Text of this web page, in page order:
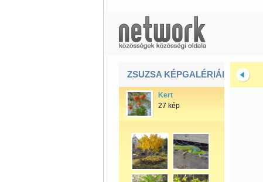
ZSUZSA KÉPGALÉRIÁI
Kert
27 kép